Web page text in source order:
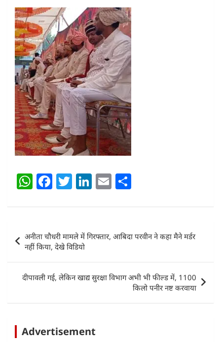
W
at
s
A
p
p
F
c
e
b
o
o
T
itt
er
Li
k
e
dI
n
E
ai
l
ar
e
navigation
अनीता चौधरी मामले में गिरफ्तार, आबिदा परवीन ने कहा मैने मर्डर
नहीं किया, देखे विडियो
दीपावली गई, लेकिन खाद्य सुरक्षा विभाग अभी भी फील्ड में, 1100
किलो पनीर नष्ट करवाया
Advertisement